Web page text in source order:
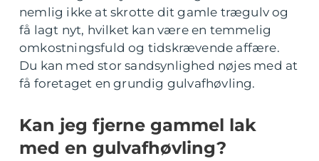
nemlig ikke at skrotte dit gamle trægulv og
få lagt nyt, hvilket kan være en temmelig
omkostningsfuld og tidskrævende affære.
Du kan med stor sandsynlighed nøjes med at
få foretaget en grundig gulvafhøvling.
Kan jeg fjerne gammel lak
med en gulvafhøvling?